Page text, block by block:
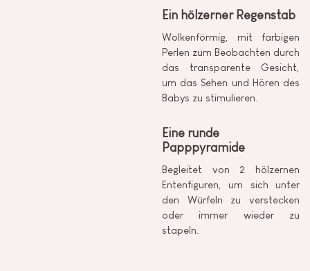
Ein hölzerner Regenstab
Wolkenförmig, mit farbigen
Perlen zum Beobachten durch
das transparente Gesicht,
um das Sehen und Hören des
Babys zu stimulieren.
Eine runde
Papppyramide
Begleitet von 2 hölzernen
Entenfiguren, um sich unter
den Würfeln zu verstecken
oder immer wieder zu
stapeln.